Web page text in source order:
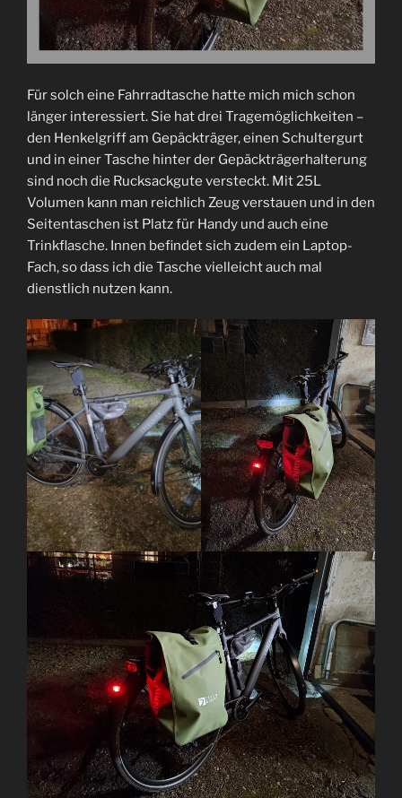
Für solch eine Fahrradtasche hatte mich mich schon
länger interessiert. Sie hat drei Tragemöglichkeiten –
den Henkelgriff am Gepäckträger, einen Schultergurt
und in einer Tasche hinter der Gepäckträgerhalterung
sind noch die Rucksackgute versteckt. Mit 25L
Volumen kann man reichlich Zeug verstauen und in den
Seitentaschen ist Platz für Handy und auch eine
Trinkflasche. Innen befindet sich zudem ein Laptop-
Fach, so dass ich die Tasche vielleicht auch mal
dienstlich nutzen kann.